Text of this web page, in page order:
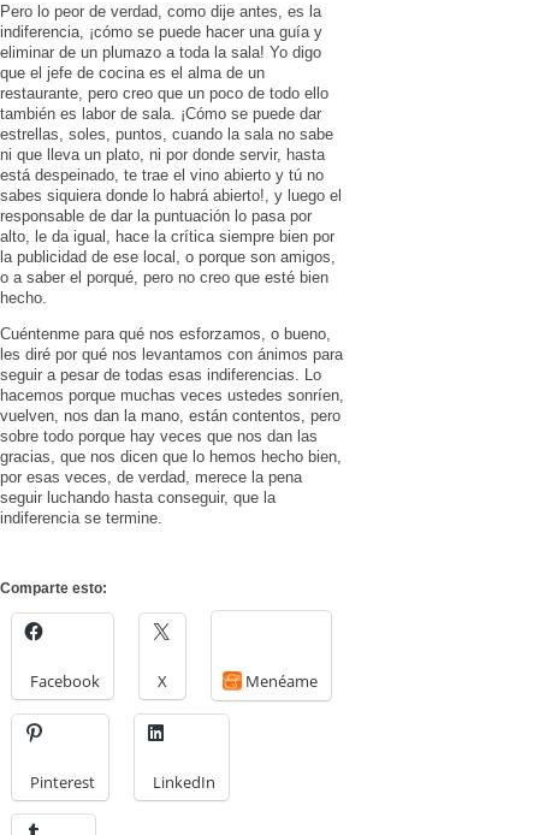
Pero lo peor de verdad, como dije antes, es la
indiferencia, ¡cómo se puede hacer una guía y
eliminar de un plumazo a toda la sala! Yo digo
que el jefe de cocina es el alma de un
restaurante, pero creo que un poco de todo ello
también es labor de sala. ¡Cómo se puede dar
estrellas, soles, puntos, cuando la sala no sabe
ni que lleva un plato, ni por donde servir, hasta
está despeinado, te trae el vino abierto y tú no
sabes siquiera donde lo habrá abierto!, y luego el
responsable de dar la puntuación lo pasa por
alto, le da igual, hace la crítica siempre bien por
la publicidad de ese local, o porque son amigos,
o a saber el porqué, pero no creo que esté bien
hecho.
Cuéntenme para qué nos esforzamos, o bueno,
les diré por qué nos levantamos con ánimos para
seguir a pesar de todas esas indiferencias. Lo
hacemos porque muchas veces ustedes sonríen,
vuelven, nos dan la mano, están contentos, pero
sobre todo porque hay veces que nos dan las
gracias, que nos dicen que lo hemos hecho bien,
por esas veces, de verdad, merece la pena
seguir luchando hasta conseguir, que la
indiferencia se termine.
Comparte esto:
Facebook X Menéame
Pinterest LinkedIn